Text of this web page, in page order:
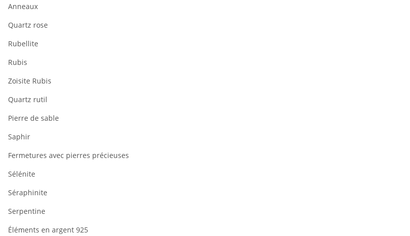
Anneaux
Quartz rose
Rubellite
Rubis
Zoisite Rubis
Quartz rutil
Pierre de sable
Saphir
Fermetures avec pierres précieuses
Sélénite
Séraphinite
Serpentine
Éléments en argent 925